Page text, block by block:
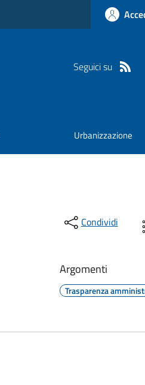
Seguici su
Urbanizzazione
Condividi
Argomenti
Trasparenza